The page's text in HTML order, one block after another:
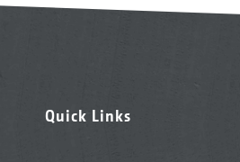
Quick Links